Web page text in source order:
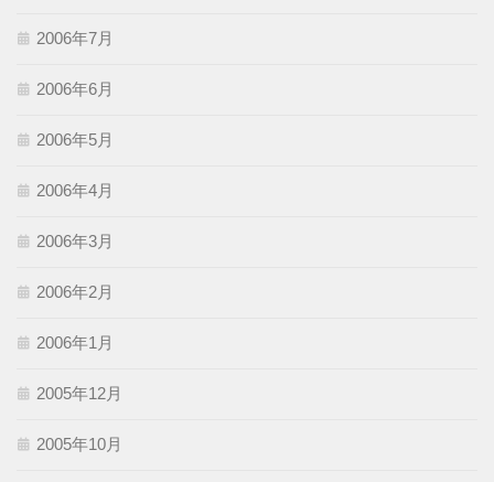
2006年7月
2006年6月
2006年5月
2006年4月
2006年3月
2006年2月
2006年1月
2005年12月
2005年10月